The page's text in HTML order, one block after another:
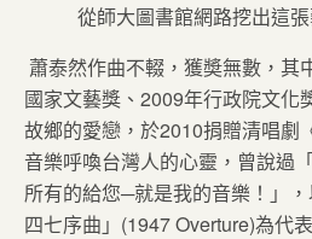
從師大圖書館網路挖出這
蕭泰然作曲不輟，獲奬無數，其
國家文藝獎、2009年行政院文化
故鄉的愛戀，於2010捐贈清唱劇
音樂呼喚台灣人的心靈，曾說過
所有的給您─就是我的音樂！」
四七序曲」(1947 Overture)為代